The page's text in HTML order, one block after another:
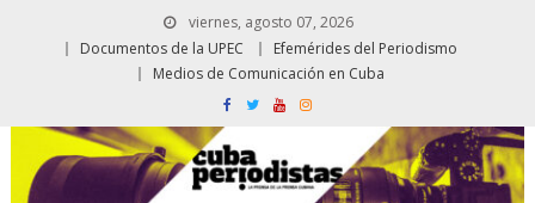
viernes, agosto 07, 2026
Documentos de la UPEC
Efemérides del Periodismo
Medios de Comunicación en Cuba